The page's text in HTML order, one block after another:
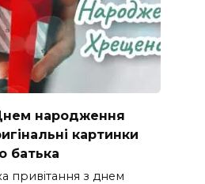
народження
картинки
батька
привітання з днем